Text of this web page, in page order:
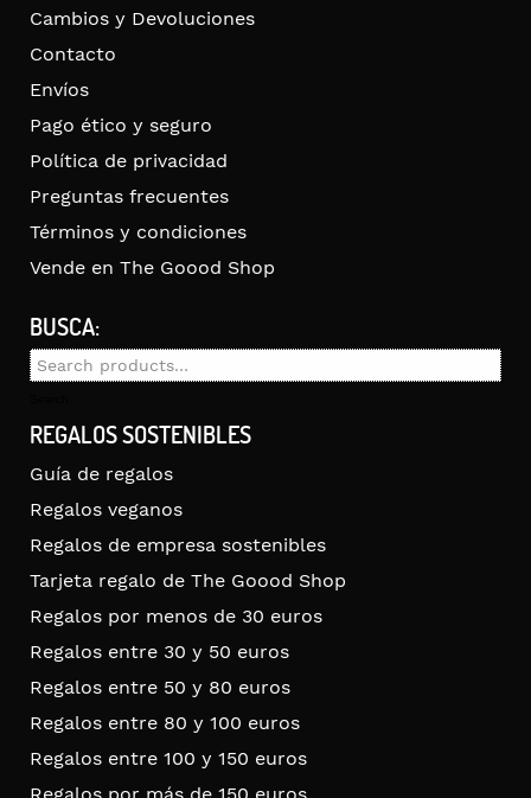
Cambios y Devoluciones
Contacto
Envíos
Pago ético y seguro
Política de privacidad
Preguntas frecuentes
Términos y condiciones
Vende en The Goood Shop
BUSCA:
Search
REGALOS SOSTENIBLES
Guía de regalos
Regalos veganos
Regalos de empresa sostenibles
Tarjeta regalo de The Goood Shop
Regalos por menos de 30 euros
Regalos entre 30 y 50 euros
Regalos entre 50 y 80 euros
Regalos entre 80 y 100 euros
Regalos entre 100 y 150 euros
Regalos por más de 150 euros